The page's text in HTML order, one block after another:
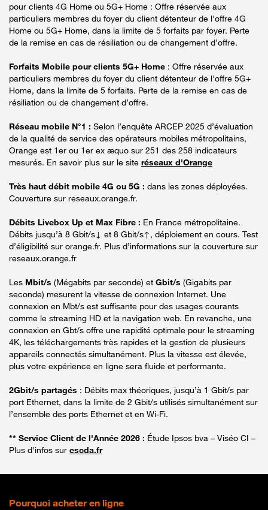
pour clients 4G Home ou 5G+ Home : Offre réservée aux
particuliers membres du foyer du client détenteur de l'offre 4G
Home ou 5G+ Home, dans la limite de 5 forfaits par foyer. Perte
de la remise en cas de résiliation ou de changement d’offre.
Forfaits Mobile pour clients 5G+ Home : Offre réservée aux
particuliers membres du foyer du client détenteur de l'offre 5G+
Home, dans la limite de 5 forfaits. Perte de la remise en cas de
résiliation ou de changement d’offre.
Réseau mobile N°1 : Selon l’enquête ARCEP 2025 d’évaluation
de la qualité de service des opérateurs mobiles métropolitains,
Orange est 1er ou 1er ex æquo sur 251 des 258 indicateurs
mesurés. En savoir plus sur le site réseaux d'Orange
Très haut débit mobile 4G ou 5G : dans les zones déployées.
Couverture sur reseaux.orange.fr.
Débits Livebox Up et Max Fibre : En France métropolitaine.
Débits jusqu’à 8 Gbit/s↓ et 8 Gbit/s↑, déploiement en cours. Test
d’éligibilité sur orange.fr. Plus d’informations sur la couverture sur
reseaux.orange.fr
Les Mbit/s (Mégabits par seconde) et Gbit/s (Gigabits par
seconde) mesurent la vitesse de connexion Internet. Une
connexion en Mbt/s est suffisante pour des usages courants
comme le streaming HD et la navigation web. En revanche, une
connexion en Gbt/s offre une rapidité optimale pour le streaming
4K, les téléchargements très rapides et la gestion de plusieurs
appareils connectés simultanément. Plus la vitesse est élevée,
plus votre expérience en ligne sera fluide et performante.
2Gbit/s partagés : Débits max théoriques, jusqu’à 1 Gbit/s par
port Ethernet, dans la limite de 2 Gbit/s utilisés simultanément sur
l’ensemble des ports Ethernet et en Wi-Fi.
** Service Client de l'Année 2026 : Étude Ipsos bva – Viséo CI –
Plus d'infos sur escda.fr
Pourquoi acheter en ligne